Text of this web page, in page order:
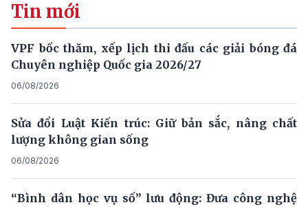
Tin mới
VPF bốc thăm, xếp lịch thi đấu các giải bóng đá
Chuyên nghiệp Quốc gia 2026/27
06/08/2026
Sửa đổi Luật Kiến trúc: Giữ bản sắc, nâng chất
lượng không gian sống
06/08/2026
“Bình dân học vụ số” lưu động: Đưa công nghệ